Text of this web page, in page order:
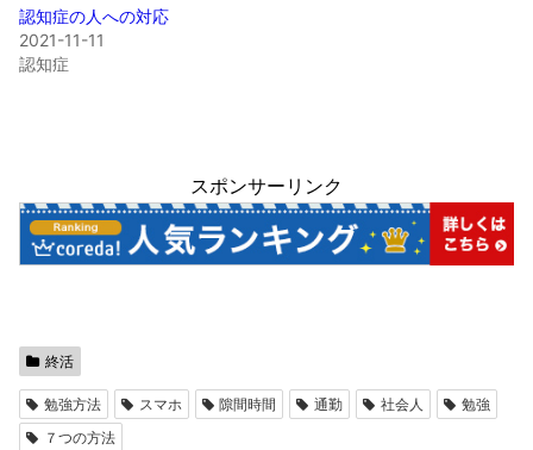
認知症の人への対応
2021-11-11
認知症
スポンサーリンク
終活
勉強方法 スマホ 隙間時間 通勤 社会人
勉強
７つの方法